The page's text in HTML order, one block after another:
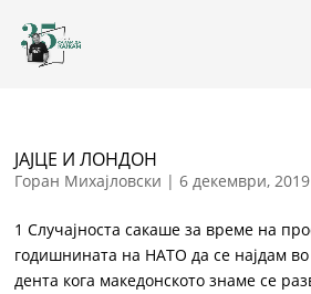
ЈАЈЦЕ И ЛОНДОН
Горан Михајловски |6 декември, 2019
1 Случајноста сакаше за време на
годишнината на НАТО да се најдам
дента кога македонското знаме се